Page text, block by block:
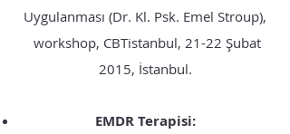
Uygulanması (Dr. Kl. Psk. Emel Stroup),
workshop, CBTistanbul, 21-22 Şubat
2015, İstanbul.
EMDR Terapisi: